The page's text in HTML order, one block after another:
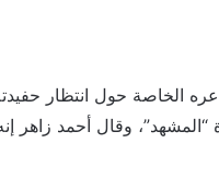
الخاصة حول انتظار حفيدته
“المشهد”، وقال أحمد